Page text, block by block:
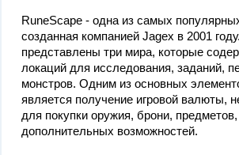
RuneScape - одна из самых
созданная компанией Jagex в 2001
представлены три мира, которые
локаций для исследования, заданий,
монстров. Одним из основных
является получение игровой валюты,
для покупки оружия, брони,
дополнительных возможностей.